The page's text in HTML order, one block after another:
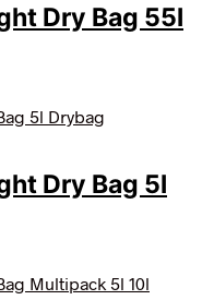
Dry Bag 55l
Dry Bag 5l